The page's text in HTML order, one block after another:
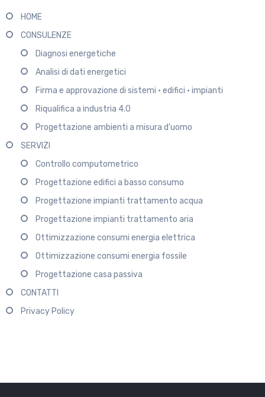
HOME
CONSULENZE
Diagnosi energetiche
Analisi di dati energetici
Firma e approvazione di sistemi • edifici • impianti
Riqualifica a industria 4.0
Progettazione ambienti a misura d’uomo
SERVIZI
Controllo computometrico
Progettazione edifici a basso consumo
Progettazione impianti trattamento acqua
Progettazione impianti trattamento aria
Ottimizzazione consumi energia elettrica
Ottimizzazione consumi energia fossile
Progettazione casa passiva
CONTATTI
Privacy Policy